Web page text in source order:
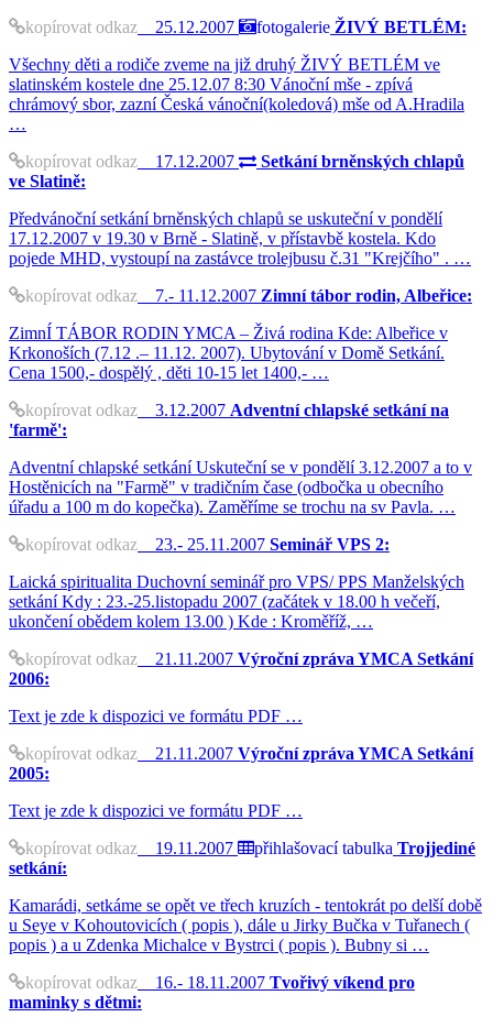
kopírovat odkaz 25.12.2007 fotogalerie ŽIVÝ BETLÉM:
Všechny děti a rodiče zveme na již druhý ŽIVÝ BETLÉM ve
slatinském kostele dne 25.12.07 8:30 Vánoční mše - zpívá
chrámový sbor, zazní Česká vánoční(koledová) mše od A.Hradila
…
kopírovat odkaz 17.12.2007
Setkání brněnských chlapů
ve Slatině:
Předvánoční setkání brněnských chlapů se uskuteční v pondělí
17.12.2007 v 19.30 v Brně - Slatině, v přístavbě kostela. Kdo
pojede MHD, vystoupí na zastávce trolejbusu č.31 "Krejčího" . …
kopírovat odkaz 7.- 11.12.2007 Zimní tábor rodin, Albeřice:
ZimnÍ TÁBOR RODIN YMCA – Živá rodina Kde: Albeřice v
Krkonoších (7.12 .– 11.12. 2007). Ubytování v Domě Setkání.
Cena 1500,- dospělý , děti 10-15 let 1400,- …
kopírovat odkaz 3.12.2007 Adventní chlapské setkání na
'farmě':
Adventní chlapské setkání Uskuteční se v pondělí 3.12.2007 a to v
Hostěnicích na "Farmě" v tradičním čase (odbočka u obecního
úřadu a 100 m do kopečka). Zaměříme se trochu na sv Pavla. …
kopírovat odkaz 23.- 25.11.2007 Seminář VPS 2:
Laická spiritualita Duchovní seminář pro VPS/ PPS Manželských
setkání Kdy : 23.-25.listopadu 2007 (začátek v 18.00 h večeří,
ukončení obědem kolem 13.00 ) Kde : Kroměříž, …
kopírovat odkaz 21.11.2007 Výroční zpráva YMCA Setkání
2006:
Text je zde k dispozici ve formátu PDF …
kopírovat odkaz 21.11.2007 Výroční zpráva YMCA Setkání
2005:
Text je zde k dispozici ve formátu PDF …
kopírovat odkaz 19.11.2007 přihlašovací tabulka Trojjediné
setkání:
Kamarádi, setkáme se opět ve třech kruzích - tentokrát po delší době
u Seye v Kohoutovicích ( popis ), dále u Jirky Bučka v Tuřanech (
popis ) a u Zdenka Michalce v Bystrci ( popis ). Bubny si …
kopírovat odkaz 16.- 18.11.2007 Tvořivý víkend pro
maminky s dětmi: